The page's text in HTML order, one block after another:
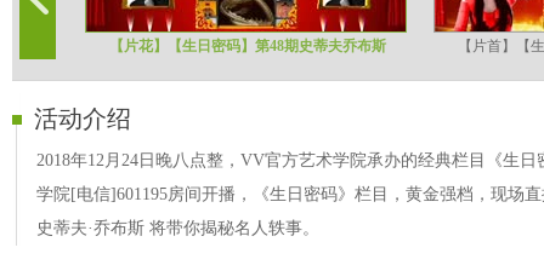
【片花】【生日密码】第48期史蒂夫乔布斯 【片首】【
活动介绍
2018年12月24日晚八点整，VV官方艺术学院承办的经典栏目《生
学院[电信]601195房间开播，《生日密码》栏目，黄金强档，现场
史蒂夫·乔布斯 将带你揭秘名人轶事。